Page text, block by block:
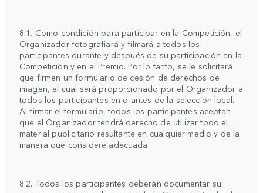
8.1. Como condición para participar en la Competición, el
Organizador fotografiará y filmará a todos los
participantes durante y después de su participación en la
Competición y en el Premio. Por lo tanto, se le solicitará
que firmen un formulario de cesión de derechos de
imagen, el cual será proporcionado por el Organizador a
todos los participantes en o antes de la selección local.
Al firmar el formulario, todos los participantes aceptan
que el Organizador tendrá derecho de utilizar todo el
material publicitario resultante en cualquier medio y de la
manera que considere adecuada.
8.2. Todos los participantes deberán documentar su